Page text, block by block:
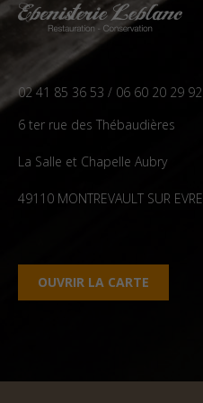
02 41 85 36 53 / 06 60 20 29 92
6 ter rue des Thébaudières
La Salle et Chapelle Aubry
49110 MONTREVAULT SUR EVRE
OUVRIR LA CARTE